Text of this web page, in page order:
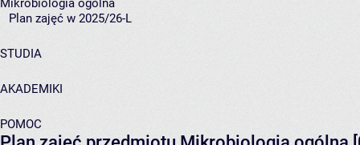
Mikrobiologia ogólna
Plan zajęć w 2025/26-L
STUDIA
AKADEMIKI
POMOC